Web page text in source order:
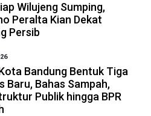
Wilujeng Sumping,
Peralta Kian Dekat
Persib
Bandung Bentuk Tiga
Baru, Bahas Sampah,
Publik hingga BPR